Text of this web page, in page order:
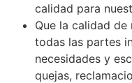
calidad para
Que la calidad
todas las partes
necesidades y
quejas,